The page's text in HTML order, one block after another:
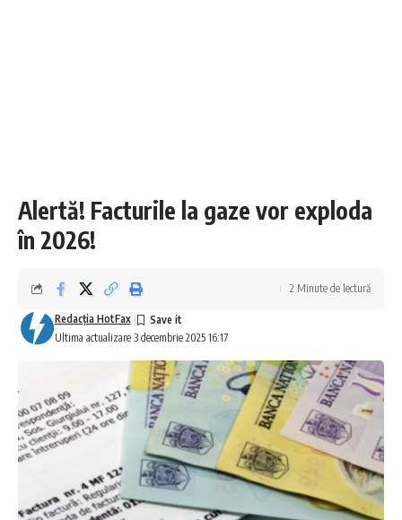
Alertă! Facturile la gaze vor exploda
în 2026!
Ultima actualizare 3 decembrie 2025 16:17
Redacţia HotFax
2 Minute de lectură